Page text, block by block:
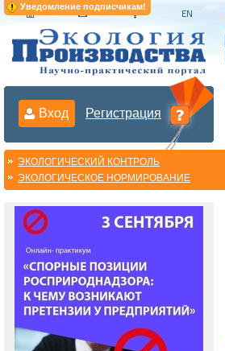
Уведомление подписчикам!
Вход Регистрация
ЭКОЛОГИЧЕСКИЙ КОНТРОЛЬ
ЭКОЛОГИЧЕСКОЕ НОРМИРОВАНИЕ